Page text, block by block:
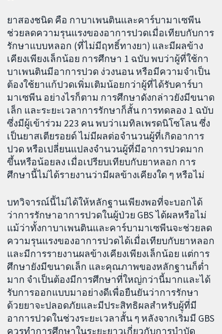
ยาสองชนิด คือ กาบาเพนตินและคาร์บามาเซพีน
ช่วยลดความรุนแรงของอาการปวดเมื่อเทียบกับการ
รักษาแบบหลอก (ที่ไม่มีฤทธิ์ทางยา) และมีผลข้าง
เคียงเพียงเล็กน้อย การศึกษา 1 ฉบับ พบว่าผู้ที่ใช้กา
บาเพนตินมีอาการปวด ง่วงนอน หรือมีความจำเป็น
ต้องใช้ยาแก้ปวดเพิ่มเติมน้อยกว่าผู้ที่ได้รับคาร์บา
มาเซพีน อย่างไรก็ตาม การศึกษาดังกล่าวยังมีขนาด
เล็ก และระยะเวลาการรักษาก็สั้น การทดลอง 1 ฉบับ
ซึ่งมีผู้เข้าร่วม 223 คน พบว่าเมทิลเพรดนิโซโลน ซึ่ง
เป็นยาสเตียรอยด์ ไม่มีผลต่อจำนวนผู้ที่เกิดอาการ
ปวด หรือเปลี่ยนแปลงจำนวนผู้ที่มีอาการปวดมาก
ขึ้นหรือน้อยลง เมื่อเปรียบเทียบกับยาหลอก การ
ศึกษานี้ไม่ได้รายงานว่ามีผลข้างเคียงใด ๆ หรือไม่
บทวิจารณ์นี้ไม่ได้ให้หลักฐานเพียงพอที่จะบอกได้
ว่าการรักษาอาการปวดในผู้ป่วย GBS ได้ผลหรือไม่
แม้ว่าทั้งกาบาเพนตินและคาร์บามาเซพีนจะช่วยลด
ความรุนแรงของอาการปวดได้เมื่อเทียบกับยาหลอก
และมีการรายงานผลข้างเคียงเพียงเล็กน้อย แต่การ
ศึกษายังมีขนาดเล็ก และคุณภาพของหลักฐานก็ต่ำ
มาก จำเป็นต้องมีการศึกษาที่ใหญ่กว่านี้มากและได้
รับการออกแบบมาอย่างดีเพื่อยืนยันว่าการรักษา
ด้วยยาจะปลอดภัยและมีประสิทธิผลสำหรับผู้ที่มี
อาการปวดในช่วงระยะเวลาสั้น ๆ หลังจากเริ่มมี GBS
ควรทำการศึกษาในระยะยาวเกี่ยวกับการบำบัด